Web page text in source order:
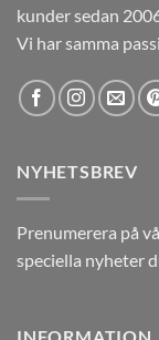
kunder sedan
Vi har samma
NYHETSBREV
Prenumerera på
speciella nyheter